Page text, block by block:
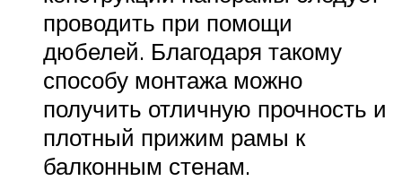
проводить при помощи
дюбелей. Благодаря такому
способу монтажа можно
получить отличную прочность и
плотный прижим рамы к
балконным стенам.